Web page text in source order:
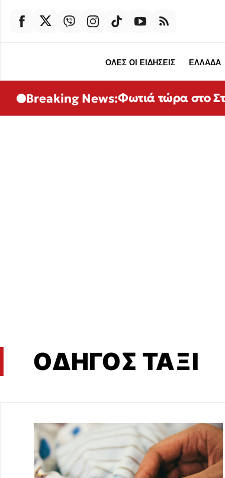
ΟΛΕΣ ΟΙ ΕΙΔΗΣΕΙΣ ΕΛΛΑΔΑ
Breaking News:Φωτιά τώρα στο
ΟΔΗΓΟΣ ΤΑΞΙ